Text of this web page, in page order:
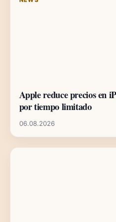
Apple reduce precios en
por tiempo limitado
06.08.2026